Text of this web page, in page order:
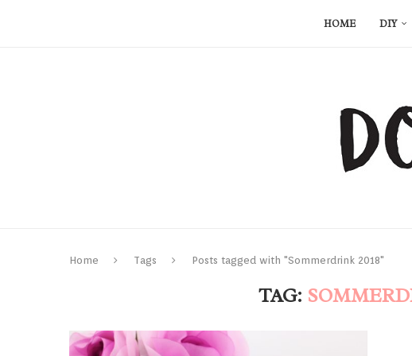
HOME DIY
Home Tags Posts tagged with "Sommerdrink 2018"
TAG: